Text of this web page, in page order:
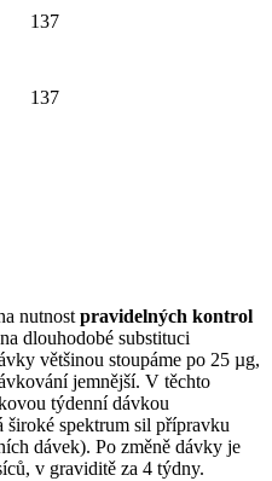
137
137
nutnost pravidelných kontrol
dlouhodobé substituci
většinou stoupáme po 25 µg,
jemnější. V těchto
týdenní dávkou
spektrum sil přípravku
dávek). Po změně dávky je
v graviditě za 4 týdny.